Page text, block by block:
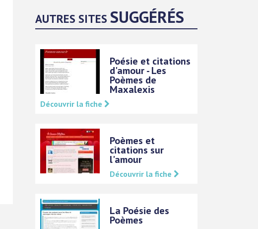
AUTRES SITESSUGGÉRÉS
Poésie et citations
d'amour - Les
Poèmes de
Maxalexis
Découvrir la fiche
Poèmes et
citations sur
l'amour
Découvrir la fiche
La Poésie des
Poèmes